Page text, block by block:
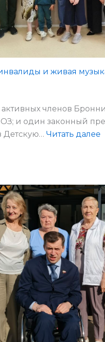
и живая
активных членов
и один законный
Детскую… Читать далее